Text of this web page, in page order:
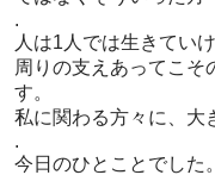
.
人は1人では生きてい
周りの支えあってこそ
す。
私に関わる方々に、大
.
今日のひとことでした。